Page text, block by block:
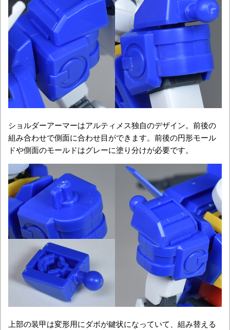
ショルダーアーマーはアルティメス独自のデザイン。前後の
組み合わせで側面に合わせ目ができます。前後の円形モール
ドや側面のモールドはグレーに塗り分けが必要です。
上部の装甲は変形用にダボが鍵状になっていて、組み替える